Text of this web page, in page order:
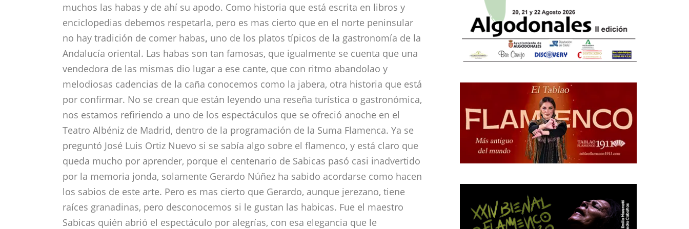
muchos las habas y de ahí su apodo. Como historia que está escrita en libros y
enciclopedias debemos respetarla, pero es mas cierto que en el norte peninsular
no hay tradición de comer habas, uno de los platos típicos de la gastronomía de la
Andalucía oriental. Las habas son tan famosas, que igualmente se cuenta que una
vendedora de las mismas dio lugar a ese cante, que con ritmo abandolao y
melodiosas cadencias de la caña conocemos como la jabera, otra historia que está
por confirmar. No se crean que están leyendo una reseña turística o gastronómica,
nos estamos refiriendo a uno de los espectáculos que se ofreció anoche en el
Teatro Albéniz de Madrid, dentro de la programación de la Suma Flamenca. Ya se
preguntó José Luis Ortiz Nuevo si se sabía algo sobre el flamenco, y está claro que
queda mucho por aprender, porque el centenario de Sabicas pasó casi inadvertido
por la memoria jonda, solamente Gerardo Núñez ha sabido acordarse como hacen
los sabios de este arte. Pero es mas cierto que Gerardo, aunque jerezano, tiene
raíces granadinas, pero desconocemos si le gustan las habicas. Fue el maestro
Sabicas quién abrió el espectáculo por alegrías, con esa elegancia que le